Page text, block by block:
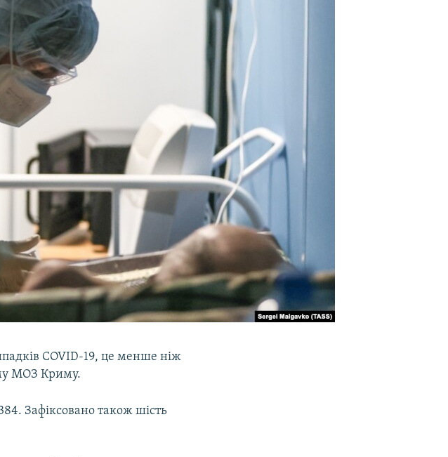
COVID-19, це менше ніж
МОЗ Криму.
Зафіксовано також шість